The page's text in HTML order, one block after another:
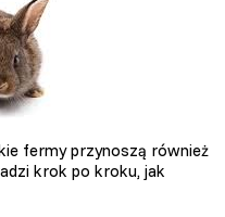
fermy przynoszą również
krok po kroku, jak